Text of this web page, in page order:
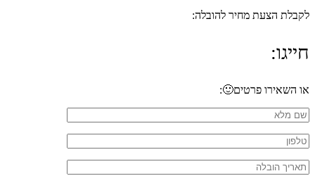
לקבלת הצעת מחיר להובלה:
חייגו:
או השאירו פרטים🙂: